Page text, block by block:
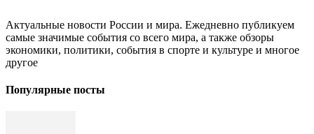
Актуальные новости России и мира. Ежедневно публикуем
самые значимые события со всего мира, а также обзоры
экономики, политики, события в спорте и культуре и многое
другое
Популярные посты